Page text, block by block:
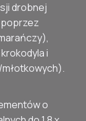
drobnej
i
o